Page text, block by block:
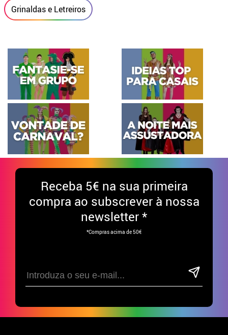
Grinaldas e Letreiros
Receba 5€ na sua primeira
compra ao subscrever à nossa
newsletter *
*Compras acima de 50€